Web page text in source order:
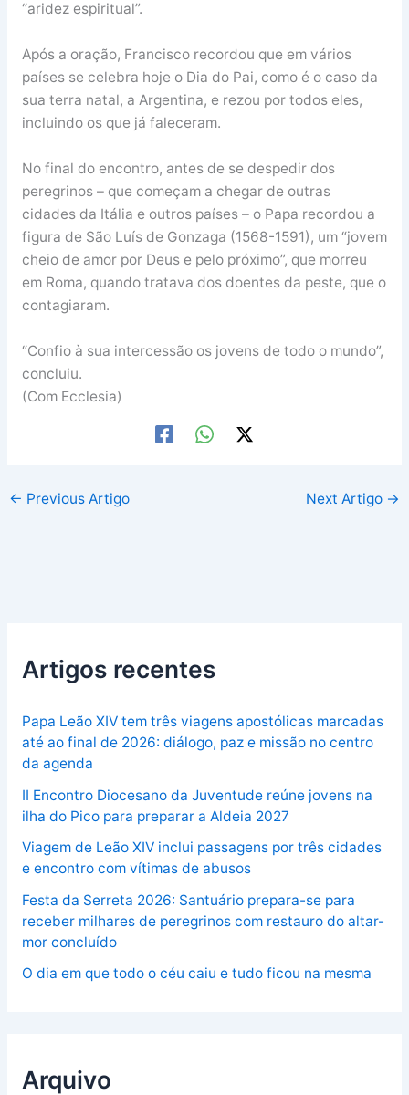
“aridez espiritual”.
Após a oração, Francisco recordou que em vários
países se celebra hoje o Dia do Pai, como é o caso da
sua terra natal, a Argentina, e rezou por todos eles,
incluindo os que já faleceram.
No final do encontro, antes de se despedir dos
peregrinos – que começam a chegar de outras
cidades da Itália e outros países – o Papa recordou a
figura de São Luís de Gonzaga (1568-1591), um “jovem
cheio de amor por Deus e pelo próximo”, que morreu
em Roma, quando tratava dos doentes da peste, que o
contagiaram.
“Confio à sua intercessão os jovens de todo o mundo”,
concluiu.
(Com Ecclesia)
← Previous Artigo Next Artigo →
Artigos recentes
Papa Leão XIV tem três viagens apostólicas marcadas
até ao final de 2026: diálogo, paz e missão no centro
da agenda
II Encontro Diocesano da Juventude reúne jovens na
ilha do Pico para preparar a Aldeia 2027
Viagem de Leão XIV inclui passagens por três cidades
e encontro com vítimas de abusos
Festa da Serreta 2026: Santuário prepara-se para
receber milhares de peregrinos com restauro do altar-
mor concluído
O dia em que todo o céu caiu e tudo ficou na mesma
Arquivo